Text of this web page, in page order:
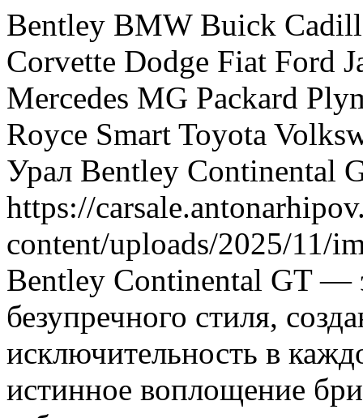
Bentley BMW Buick
Corvette Dodge Fiat Ford
Mercedes MG Packard
Royce Smart Toyota
Урал Bentley Continental
https://
content/uploads/2025/11/
Bentley Continental GT —
безупречного стиля,
исключительность в
истинное воплощение